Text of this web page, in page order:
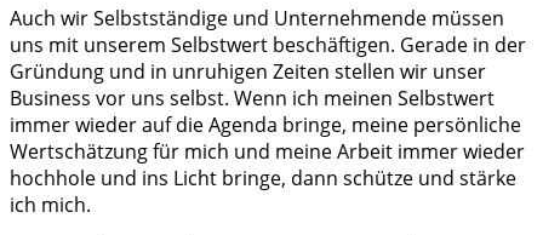
Auch wir Selbstständige und Unternehmende müssen
uns mit unserem Selbstwert beschäftigen. Gerade in der
Gründung und in unruhigen Zeiten stellen wir unser
Business vor uns selbst. Wenn ich meinen Selbstwert
immer wieder auf die Agenda bringe, meine persönliche
Wertschätzung für mich und meine Arbeit immer wieder
hochhole und ins Licht bringe, dann schütze und stärke
ich mich.